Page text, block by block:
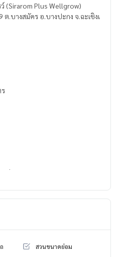
ว์ (Sirarom Plus Wellgrow)
.บางสมัคร อ.บางปะกง จ.ฉะเชิงเ
รื่อง และเฟอร์นิเจอร์ตามภาพ
วิถี
สวนขนาดย่อม